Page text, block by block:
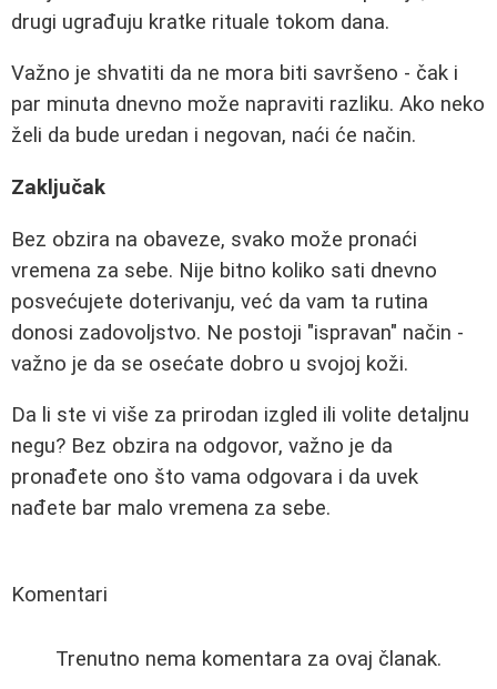
drugi ugrađuju kratke rituale tokom dana.
Važno je shvatiti da ne mora biti savršeno - čak i
par minuta dnevno može napraviti razliku. Ako neko
želi da bude uredan i negovan, naći će način.
Zaključak
Bez obzira na obaveze, svako može pronaći
vremena za sebe. Nije bitno koliko sati dnevno
posvećujete doterivanju, već da vam ta rutina
donosi zadovoljstvo. Ne postoji "ispravan" način -
važno je da se osećate dobro u svojoj koži.
Da li ste vi više za prirodan izgled ili volite detaljnu
negu? Bez obzira na odgovor, važno je da
pronađete ono što vama odgovara i da uvek
nađete bar malo vremena za sebe.
Komentari
Trenutno nema komentara za ovaj članak.